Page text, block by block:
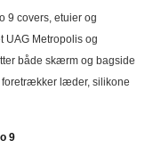
9 covers, etuier og
UAG Metropolis og
både skærm og bagside
foretrækker læder, silikone
9